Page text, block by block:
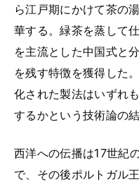
ら江戸期にかけて茶の
華する。緑茶を蒸して
を主流とした中国式と
を残す特徴を獲得した
化された製法はいずれ
するかという技術論の
西洋への伝播は17世紀
で、その後ポルトガル